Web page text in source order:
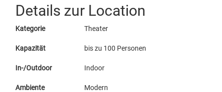
Details zur Location
Kategorie Theater
Kapazität bis zu 100 Personen
In-/Outdoor Indoor
Ambiente Modern